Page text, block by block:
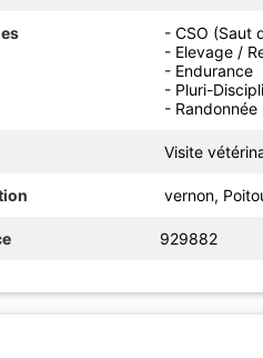
- CSO (Saut
- Elevage /
- Endurance
- Pluri-
- Randonnée
Visite
vernon,
929882